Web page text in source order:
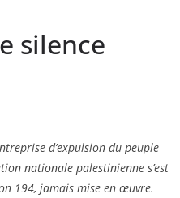
silence
d’expulsion du peuple
nationale palestinienne s’est
194, jamais mise en œuvre.